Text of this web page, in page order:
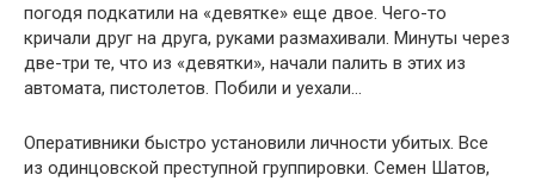
погодя подкатили на «девятке» еще двое. Чего-то
кричали друг на друга, руками размахивали. Минуты через
две-три те, что из «девятки», начали палить в этих из
автомата, пистолетов. Побили и уехали…
Оперативники быстро установили личности убитых. Все
из одинцовской преступной группировки. Семен Шатов,